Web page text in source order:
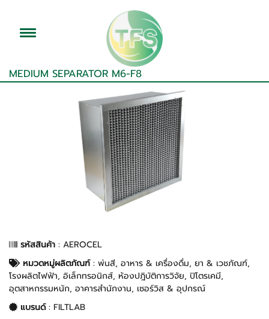
MEDIUM SEPARATOR M6-F8
รหัสสินค้า : AEROCEL
หมวดหมู่ผลิตภัณฑ์: พ่นสี, อาหาร & เครื่องดื่ม, ยา & เวชภัณฑ์,
โรงผลิตไฟฟ้า, อิเล็กทรอนิกส์, ห้องปฎิบัติการวิจัย, ปิโตรเคมี,
อุตสาหกรรมหนัก, อาคารสำนักงาน, เซอร์วิส & อุปกรณ์
แบรนด์: FILTLAB